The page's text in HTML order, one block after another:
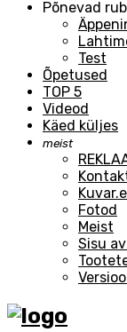
Põnevad
Test
Õpetused
TOP 5
Videod
Käed küljes
meist
Fotod
Meist
Sisu